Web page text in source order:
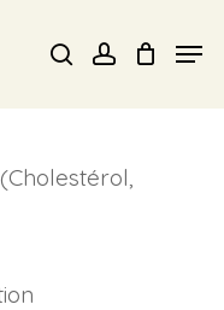
searchaccount